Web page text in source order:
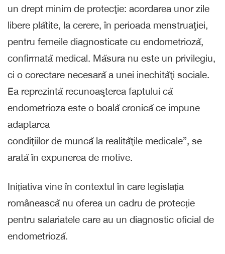
un drept minim de protecţie: acordarea unor zile
libere plătite, la cerere, în perioada menstruaţiei,
pentru femeile diagnosticate cu endometrioză,
confirmată medical. Măsura nu este un privilegiu,
ci o corectare necesară a unei inechităţi sociale.
Ea reprezintă recunoaşterea faptului că
endometrioza este o boală cronică ce impune
adaptarea
condiţiilor de muncă la realităţile medicale”, se
arată în expunerea de motive.
Inițiativa vine în contextul în care legislația
românească nu oferea un cadru de protecție
pentru salariatele care au un diagnostic oficial de
endometrioză.